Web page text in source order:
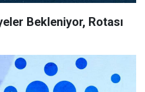
Bekleniyor, Rotası